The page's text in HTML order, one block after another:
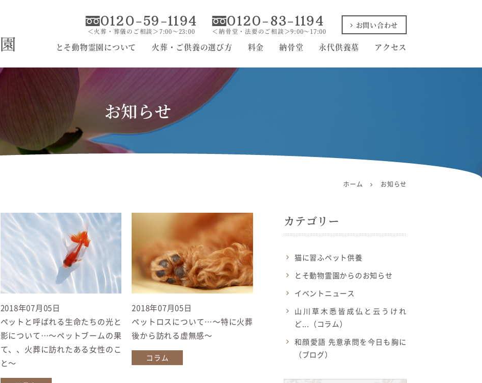
0120-59-1194
＜火葬・葬儀のご相談＞7:00〜23:00
0120-83-1194
＜納骨堂・法要のご相談＞9:00〜17:00
お問い合わせ
とそ動物霊園について 火葬・ご供養の選び方 料金 納骨堂 永代供養墓 アクセス
お知らせ
ホーム お知らせ
2018年07月05日
ペットと呼ばれる生命たちの光と
影について…〜ペットブームの果
て、、火葬に訪れたある女性のこ
と〜
2018年07月05日
ペットロスについて…〜特に火葬
後から訪れる虚無感〜
コラム
カテゴリー
猫に習ふペット供養
とそ動物霊園からのお知らせ
イベントニュース
山川草木悉皆成仏と云うけれ
ど...（コラム）
和顔愛語 先意承問を今日も胸に
（ブログ）